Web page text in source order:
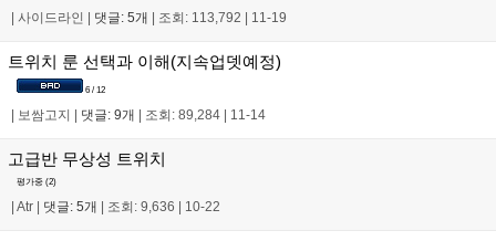
사이드라인 댓글: 5개 조회: 113,792 11-19
트위치 룬 선택과 이해(지속업뎃예정)
6 / 12
| 보쌈고지 | 댓글: 9개 | 조회: 89,284 | 11-14
고급반 무상성 트위치
평가중 (2)
Atr 댓글: 5개 조회: 9,636 10-22